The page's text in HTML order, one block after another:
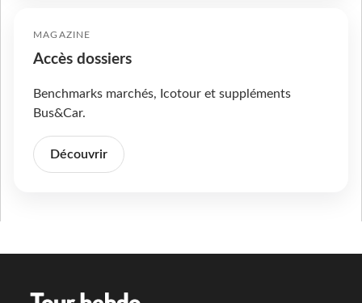
MAGAZINE
Accès dossiers
Benchmarks marchés, Icotour et suppléments
Bus&Car.
Découvrir